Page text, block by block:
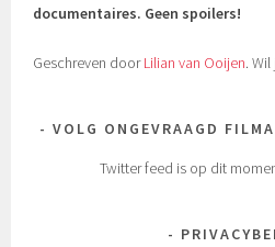
documentaires. Geen spoilers!
Geschreven doorLilian van Ooijen.
VOLG ONGEVRAAGD
Twitter feed is op dit